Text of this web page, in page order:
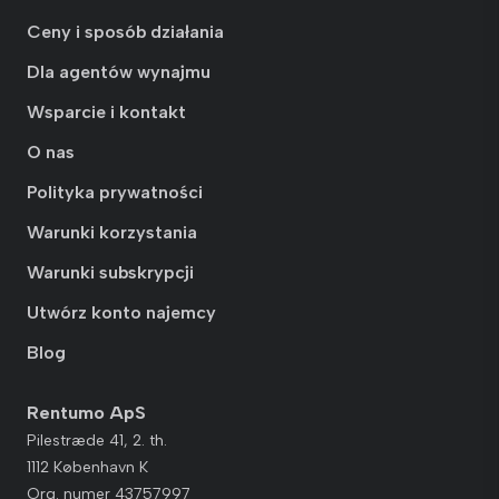
Ceny i sposób działania
Dla agentów wynajmu
Wsparcie i kontakt
O nas
Polityka prywatności
Warunki korzystania
Warunki subskrypcji
Utwórz konto najemcy
Blog
Rentumo ApS
Pilestræde 41, 2. th.
1112 København K
Org. numer 43757997